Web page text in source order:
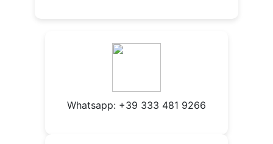
Whatsapp: +39 333 481 9266